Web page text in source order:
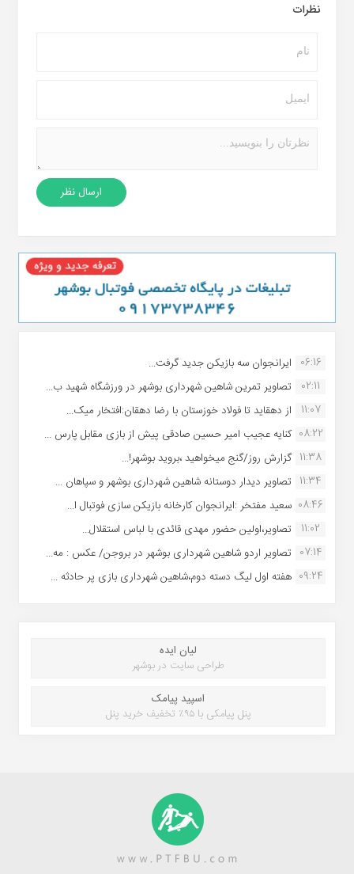
نظرات
06:16 ایرانجوان سه بازیکن جدید گرفت...
02:11
تصاویر تمرین شاهین شهردارى بوشهر در ورزشگاه شهید ب...
11:07
از دهقاید تا فولاد خوزستان با رضا دهقان:افتخار میک...
08:22 کنایه عجیب امیر حسین صادقی پیش از بازی مقابل پارس ...
11:38 گزارش روز/گنج میخواهید ،بروید بوشهر!...
11:34 تصاویر دیدار دوستانه شاهین شهردارى بوشهر و سپاهان ...
08:46 سعید مفتخر :ایرانجوان کارخانه بازیکن سازی فوتبال ا...
11:02
تصاویر،اولین حضور مهدی قائدی با لباس استقلال...
07:14 تصاویر اردو شاهین شهرداری بوشهر در بروجن/ عکس : مه...
09:24 هفته اول لیگ دسته دوم،شاهین شهرداری بازی پر حادثه ...
لیان ایده
طراحی سایت در بوشهر
اسپید پیامک
پنل پیامکی با ۹۵٪ تخفیف خرید پنل